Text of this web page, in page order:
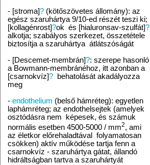
- [stroma]? (kötőszövetes állomány): az
egész szaruhártya 9/10-ed részét teszi ki;
[kollagénrost]?ok és [hialuronsav-szulfát]?
alkotja; szabályos szerkezet, összetétele
biztosítja a szaruhártya átlátszóságát
- [Descemet-membrán]?: szerepe hasonló
a Bowmann-membránéhoz, itt azonban a
[csarnokvíz]? behatolását akadályozza
meg
-endothelium (belső hámréteg): egyetlen
laphámréteg; az endothelsejtek (amelyek
osztódásra nem képesek, és számuk
normális esetben 4500-5000 / mm2, ami
az életkor előrehaladtával
folyamatosan
csökken) aktív működése tartja fenn a
csarnokvíz - szaruhártya gátat, állandó
hidráltságban tartva a szaruhártyát